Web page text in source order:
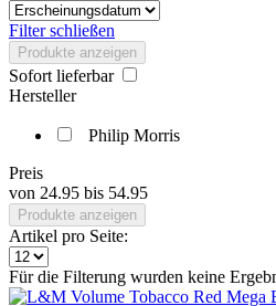
Filter schließen
Produkte anzeigen
Sofort lieferbar
Hersteller
Philip Morris
Preis
von 24.95 bis 54.95
Produkte anzeigen
Artikel pro Seite:
Für die Filterung wurden keine